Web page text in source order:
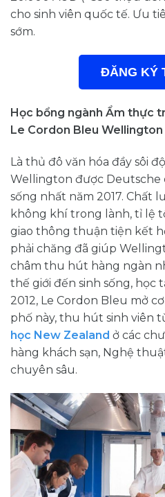
cho sinh viên quốc tế. Ưu
sớm.
ĐĂNG KÝ
Học bổng ngành Ẩm thực
Le Cordon Bleu
Là thủ đô văn hóa đầy sôi
Wellington được Deutsche
sống nhất năm 2017. Chất
không khí trong lành, tỉ lệ
giao thông thuận tiện kết
phải chăng đã giúp
châm thu hút hàng ngàn
thế giới đến sinh sống, học
2012, Le Cordon Bleu mở
phố này, thu hút sinh viên
học New Zealand ở các
hàng khách sạn, Nghệ
chuyên sâu.